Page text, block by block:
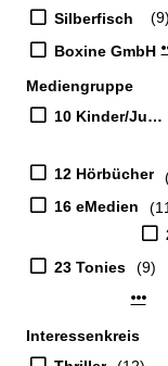
Silberfisch
Boxine GmbH
(9)
Mediengruppe
10 Kinder/Jugend-CD
12 Hörbücher
16 eMedien
23 Tonies (9)
Interessenkreis